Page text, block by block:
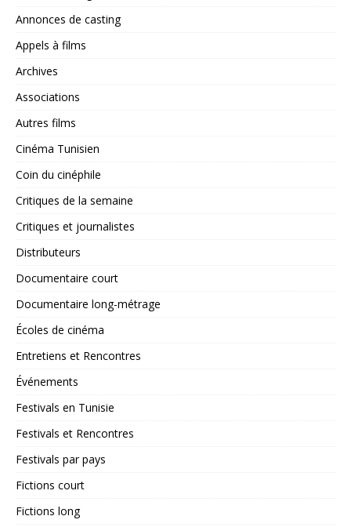
Annonces de casting
Appels à films
Archives
Associations
Autres films
Cinéma Tunisien
Coin du cinéphile
Critiques de la semaine
Critiques et journalistes
Distributeurs
Documentaire court
Documentaire long-métrage
Écoles de cinéma
Entretiens et Rencontres
Événements
Festivals en Tunisie
Festivals et Rencontres
Festivals par pays
Fictions court
Fictions long